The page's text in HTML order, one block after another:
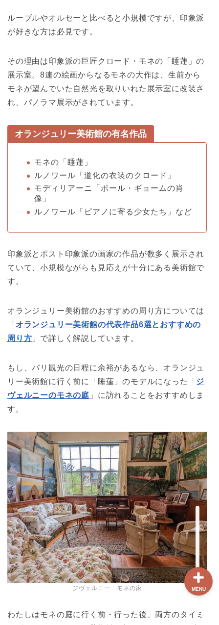
ルーブルやオルセーと比べると小規模ですが、印象派
が好きな方は必見です。
その理由は印象派の巨匠クロード・モネの「睡蓮」の
展示室。8連の絵画からなるモネの大作は、生前から
モネが望んでいた自然光を取りいれた展示室に改装さ
れ、パノラマ展示がされています。
オランジュリー美術館の有名作品
モネの「睡蓮」
ルノワール「道化の衣装のクロード」
モディリアーニ「ポール・ギョームの肖
像」
ルノワール「ピアノに寄る少女たち」など
印象派とポスト印象派の画家の作品が数多く展示され
ていて、小規模ながらも見応えが十分にある美術館で
す。
オランジュリー美術館のおすすめの周り方については
「 オランジュリー美術館の代表作品6選とおすすめの
周り方 」で詳しく解説しています。
もし、パリ観光の日程に余裕があるなら、オランジュ
リー美術館に行く前に「睡蓮」のモデルになった「 ジ
ヴェルニーのモネの庭 」に訪れることをおすすめしま
す。
ジヴェルニー モネの家
わたしはモネの庭に行く前・行った後、両方のタイミ
MENU
ホーム
【最新版】パリ治安情報
当サイト限定クーポン
フランスボックスについ
て